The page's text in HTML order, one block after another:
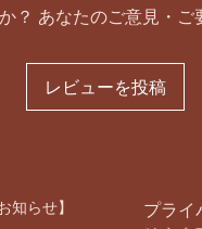
？ あなたのご意見・ご
レビューを投稿
知らせ】
プライ